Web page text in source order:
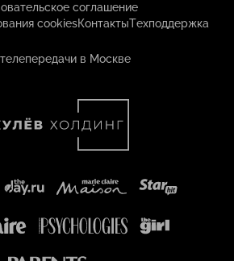
соглашение
cookiesКонтактыТехподдержка
в Москве